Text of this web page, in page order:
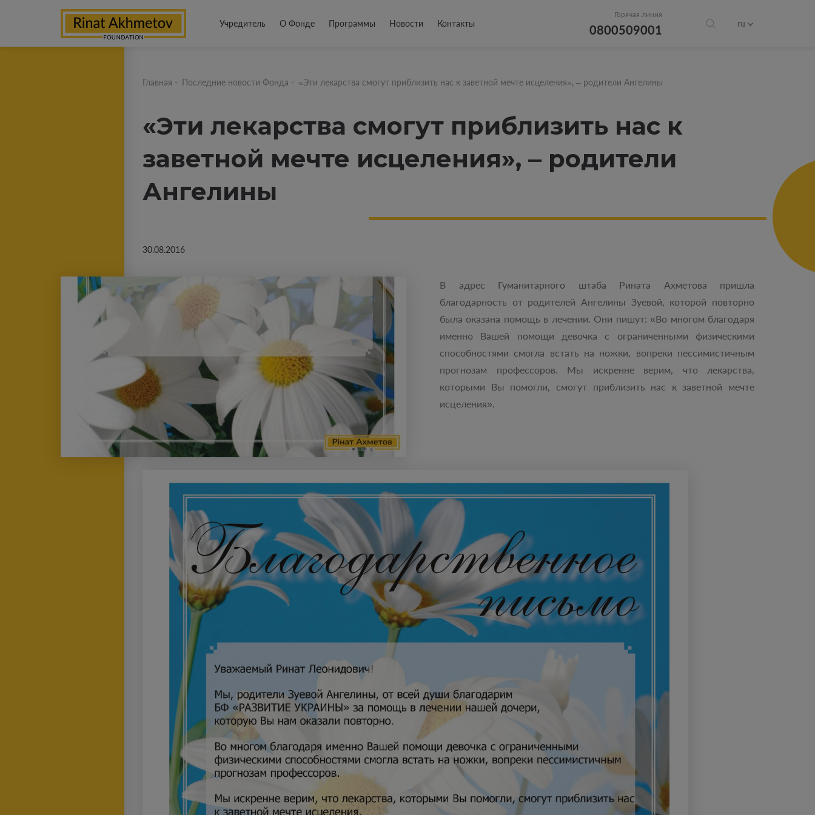
Учредитель О Фонде Программы Новости Контакты
Горячая линия
0800509001 ru
Главная - Последние новости Фонда - «Эти лекарства смогут приблизить нас к заветной мечте исцеления», ‒ родители Ангелины
«Эти лекарства смогут приблизить нас к
заветной мечте исцеления», ‒ родители
Ангелины
30.08.2016
В адрес Гуманитарного штаба Рината Ахметова пришла
благодарность от родителей Ангелины Зуевой, которой повторно
была оказана помощь в лечении. Они пишут: «Во многом благодаря
именно Вашей помощи девочка с ограниченными физическими
способностями смогла встать на ножки, вопреки пессимистичным
прогнозам профессоров. Мы искренне верим, что лекарства,
которыми Вы помогли, смогут приблизить нас к заветной мечте
исцеления».